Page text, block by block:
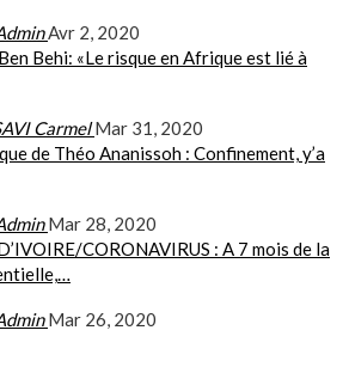
Avr 2, 2020
Behi: «Le risque en Afrique est lié à
CarmelMar 31, 2020
de Théo Ananissoh : Confinement, y’a
Mar 28, 2020
CORONAVIRUS : A 7 mois de la
Mar 26, 2020